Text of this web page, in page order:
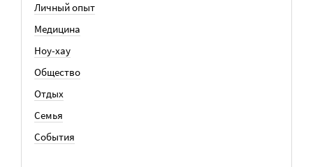
Личный опыт
Медицина
Ноу-хау
Общество
Отдых
Семья
События